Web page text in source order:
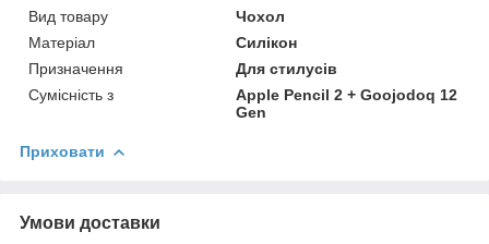
Вид товару
Чохол
Матеріал
Силікон
Призначення
Для стилусів
Сумісність з
Apple Pencil 2 + Goojodoq 12
Gen
Приховати
Умови доставки